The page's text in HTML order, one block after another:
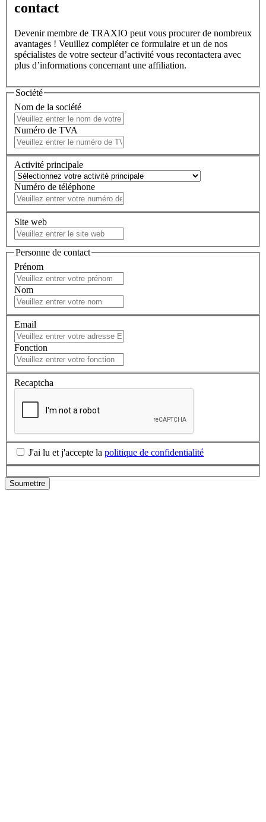
contact
Devenir membre de TRAXIO peut vous procurer de nombreux
avantages ! Veuillez compléter ce formulaire et un de nos
spécialistes de votre secteur d’activité vous recontactera avec
plus d’informations concernant une affiliation.
Société
Nom de la société
Numéro de TVA
Activité principale
Numéro de téléphone
Site web
Personne de contact
Prénom
Nom
Email
Fonction
Recaptcha
J'ai lu et j'accepte la politique de confidentialité